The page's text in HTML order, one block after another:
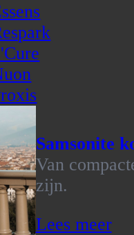
Samsonite
Van
zijn.
Lees meer